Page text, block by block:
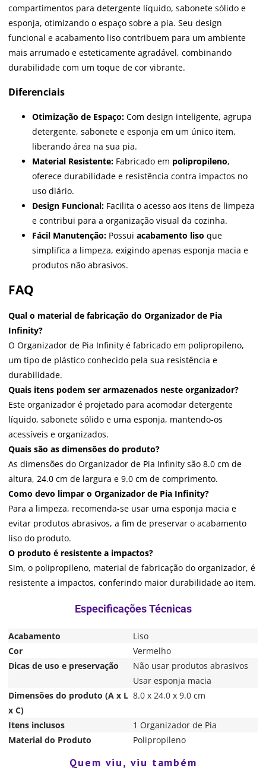
compartimentos para detergente líquido, sabonete sólido e
esponja, otimizando o espaço sobre a pia. Seu design
funcional e acabamento liso contribuem para um ambiente
mais arrumado e esteticamente agradável, combinando
durabilidade com um toque de cor vibrante.
Diferenciais
Otimização de Espaço: Com design inteligente, agrupa
detergente, sabonete e esponja em um único item,
liberando área na sua pia.
Material Resistente: Fabricado em polipropileno,
oferece durabilidade e resistência contra impactos no
uso diário.
Design Funcional: Facilita o acesso aos itens de limpeza
e contribui para a organização visual da cozinha.
Fácil Manutenção: Possui acabamento liso que
simplifica a limpeza, exigindo apenas esponja macia e
produtos não abrasivos.
FAQ
Qual o material de fabricação do Organizador de Pia
Infinity?
O Organizador de Pia Infinity é fabricado em polipropileno,
um tipo de plástico conhecido pela sua resistência e
durabilidade.
Quais itens podem ser armazenados neste organizador?
Este organizador é projetado para acomodar detergente
líquido, sabonete sólido e uma esponja, mantendo-os
acessíveis e organizados.
Quais são as dimensões do produto?
As dimensões do Organizador de Pia Infinity são 8.0 cm de
altura, 24.0 cm de largura e 9.0 cm de comprimento.
Como devo limpar o Organizador de Pia Infinity?
Para a limpeza, recomenda-se usar uma esponja macia e
evitar produtos abrasivos, a fim de preservar o acabamento
liso do produto.
O produto é resistente a impactos?
Sim, o polipropileno, material de fabricação do organizador, é
resistente a impactos, conferindo maior durabilidade ao item.
Acabamento
Liso
Cor
Vermelho
Dicas de uso e preservação
Não usar produtos abrasivos
Usar esponja macia
Dimensões do produto (A x L
x C)
8.0 x 24.0 x 9.0 cm
Itens inclusos
1 Organizador de Pia
Material do Produto
Polipropileno
Quem viu, viu também